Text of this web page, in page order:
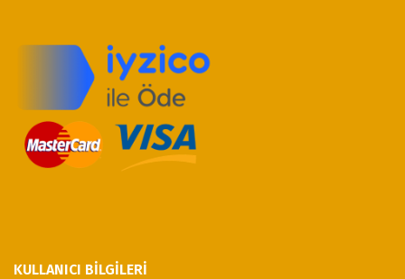
KULLANICI BILGILERI